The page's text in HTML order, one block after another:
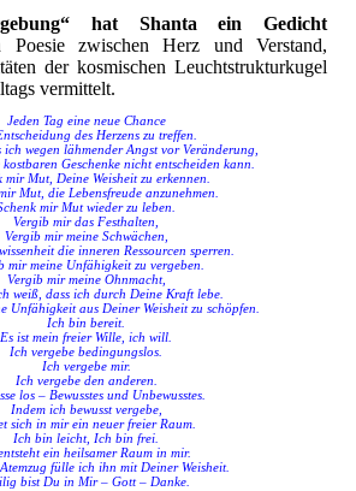
hat Shanta ein Gedicht
Poesie zwischen Herz und Verstand,
der kosmischen Leuchtstrukturkugel
vermittelt.
Jeden Tag eine neue Chance
des Herzens zu treffen.
ich wegen lähmender Angst vor Veränderung,
Geschenke nicht entscheiden kann.
mir Mut, Deine Weisheit zu erkennen.
Mut, die Lebensfreude anzunehmen.
mir Mut wieder zu leben.
Vergib mir das Festhalten,
Vergib mir meine Schwächen,
die inneren Ressourcen sperren.
mir meine Unfähigkeit zu vergeben.
Vergib mir meine Ohnmacht,
weiß, dass ich durch Deine Kraft lebe.
Unfähigkeit aus Deiner Weisheit zu schöpfen.
Ich bin bereit.
Es ist mein freier Wille, ich will.
Ich vergebe bedingungslos.
Ich vergebe mir.
Ich vergebe den anderen.
los – Bewusstes und Unbewusstes.
Indem ich bewusst vergebe,
sich in mir ein neuer freier Raum.
Ich bin leicht, Ich bin frei.
ein heilsamer Raum in mir.
fülle ich ihn mit Deiner Weisheit.
bist Du in Mir – Gott – Danke.